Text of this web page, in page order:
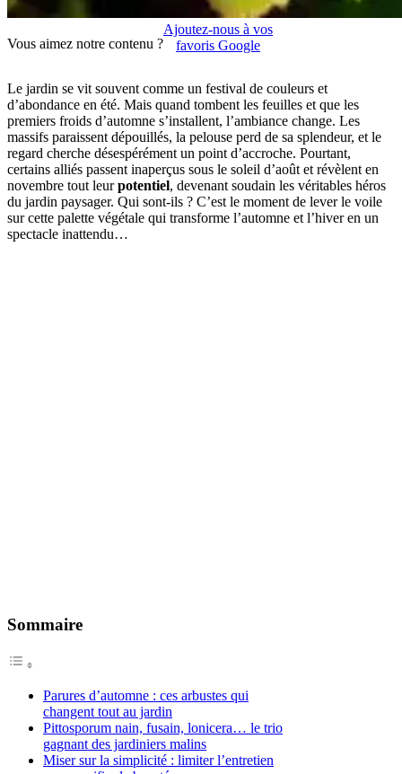
Vous aimez notre contenu ?
Ajoutez-nous à vos
favoris Google
Le jardin se vit souvent comme un festival de couleurs et
d’abondance en été. Mais quand tombent les feuilles et que les
premiers froids d’automne s’installent, l’ambiance change. Les
massifs paraissent dépouillés, la pelouse perd de sa splendeur, et le
regard cherche désespérément un point d’accroche. Pourtant,
certains alliés passent inaperçus sous le soleil d’août et révèlent en
novembre tout leurpotentiel, devenant soudain les véritables héros
du jardin paysager. Qui sont-ils ? C’est le moment de lever le voile
sur cette palette végétale qui transforme l’automne et l’hiver en un
spectacle inattendu…
Sommaire
Parures d’automne : ces arbustes qui
changent tout au jardin
Pittosporum nain, fusain, lonicera… le trio
gagnant des jardiniers malins
Miser sur la simplicité : limiter l’entretien